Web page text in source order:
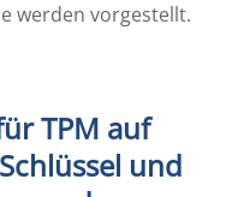
werden vorgestellt.
TPM auf
und